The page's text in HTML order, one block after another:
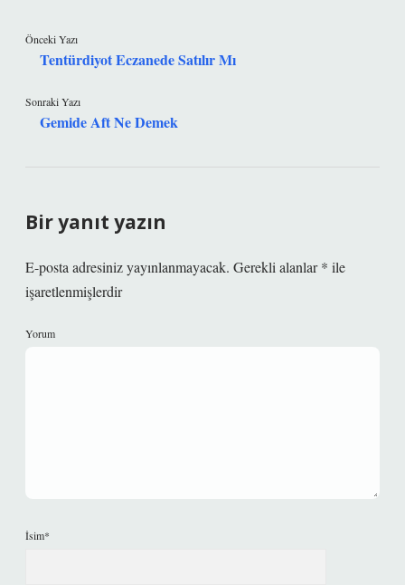
Önceki Yazı
Tentürdiyot Eczanede Satılır Mı
Sonraki Yazı
Gemide Aft Ne Demek
Bir yanıt yazın
E-posta adresiniz yayınlanmayacak. Gerekli alanlar* ile
işaretlenmişlerdir
Yorum
İsim*